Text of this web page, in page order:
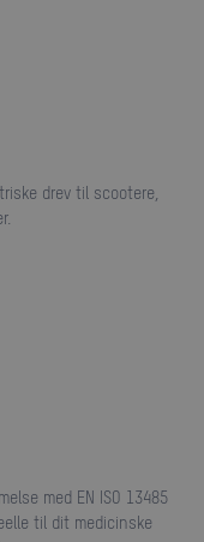
til dit medicinske